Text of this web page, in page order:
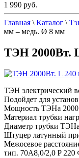
1 990 руб.
Главная \ Каталог \
мм – медь. Ø 8 мм
ТЭН 2000Вт.
ТЭН электрический
Подойдет для
Мощность ТЭНа
Материал трубки
Диаметр трубки
Штуцер латунный
Межосевое
тип. 70A8,0/2,0 P 220